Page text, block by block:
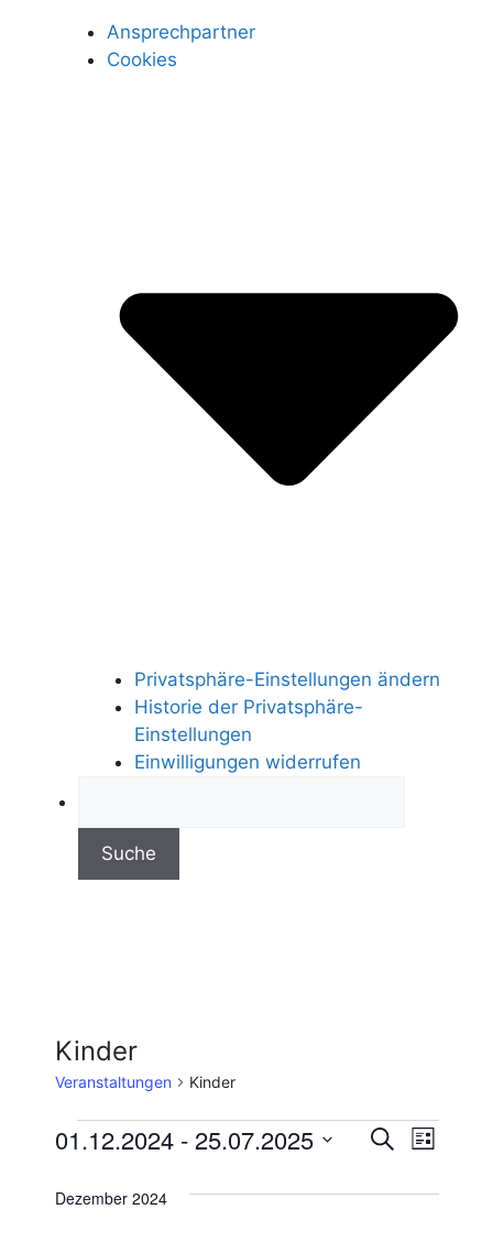
Ansprechpartner
Cookies
Privatsphäre-Einstellungen ändern
Historie der Privatsphäre-
Einstellungen
Einwilligungen widerrufen
Kinder
Veranstaltungen Kinder
V
e
S
V
L
s
01.12.2024 - 25.07.2025
a
Dezember 2024